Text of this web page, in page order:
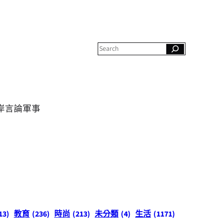
c
言論軍事
教育 (236) 時尚 (213) 未分類 (4) 生活 (1171)